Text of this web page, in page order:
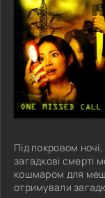
Під покровом
загадкові смерті
кошмаром для
отримували